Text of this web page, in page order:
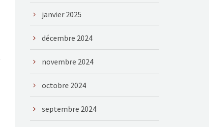
janvier 2025
décembre 2024
novembre 2024
octobre 2024
septembre 2024